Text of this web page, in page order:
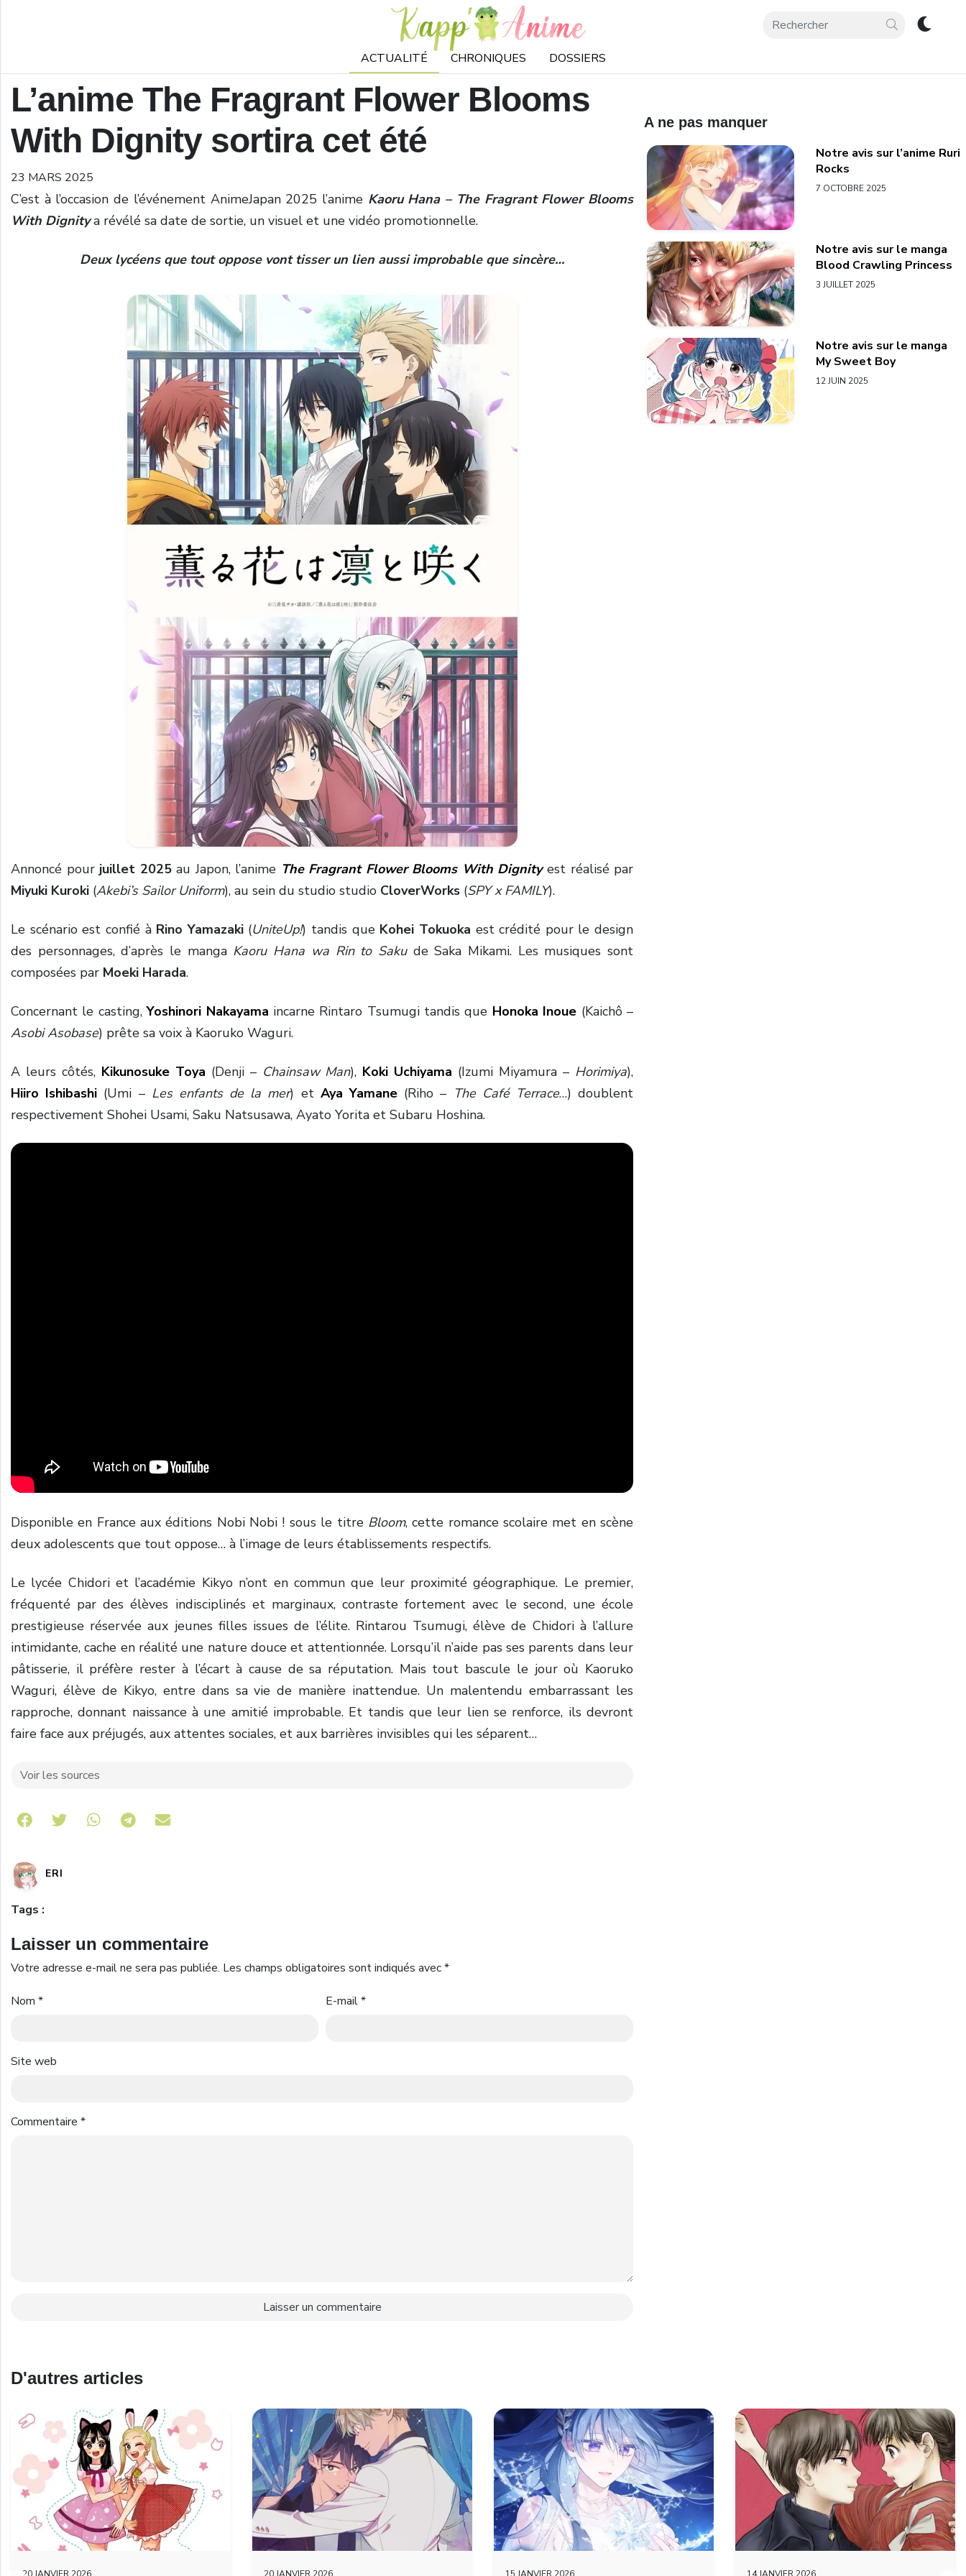
ACTUALITÉ CHRONIQUES DOSSIERS
L’anime The Fragrant Flower Blooms
With Dignity sortira cet été
23 MARS 2025
C’est à l’occasion de l’événement AnimeJapan 2025 l’anime Kaoru Hana – The Fragrant Flower Blooms
With Dignitya révélé sa date de sortie, un visuel et une vidéo promotionnelle.
Deux lycéens que tout oppose vont tisser un lien aussi improbable que sincère…
Annoncé pourjuillet 2025au Japon, l’anime The Fragrant Flower Blooms With Dignityest réalisé par
Miyuki Kuroki (Akebi’s Sailor Uniform), au sein du studio studio CloverWorks (SPY x FAMILY).
Le scénario est confié à Rino Yamazaki (UniteUp!) tandis que Kohei Tokuoka est crédité pour le design
des personnages, d’après le manga Kaoru Hana wa Rin to Sakude Saka Mikami. Les musiques sont
composées par Moeki Harada.
Concernant le casting,Yoshinori Nakayama incarne Rintaro Tsumugi tandis que Honoka Inoue (Kaichô –
Asobi Asobase) prête sa voix à Kaoruko Waguri.
A leurs côtés, Kikunosuke Toya (Denji – Chainsaw Man), Koki Uchiyama (Izumi Miyamura – Horimiya),
Hiiro Ishibashi (Umi – Les enfants de la mer) et Aya Yamane(Riho – The Café Terrace…) doublent
respectivement Shohei Usami, Saku Natsusawa, Ayato Yorita et Subaru Hoshina.
Disponible en France aux éditions Nobi Nobi ! sous le titre Bloom, cette romance scolaire met en scène
deux adolescents que tout oppose… à l’image de leurs établissements respectifs.
Le lycée Chidori et l’académie Kikyo n’ont en commun que leur proximité géographique. Le premier,
fréquenté par des élèves indisciplinés et marginaux, contraste fortement avec le second, une école
prestigieuse réservée aux jeunes filles issues de l’élite. Rintarou Tsumugi, élève de Chidori à l’allure
intimidante, cache en réalité une nature douce et attentionnée. Lorsqu’il n’aide pas ses parents dans leur
pâtisserie, il préfère rester à l’écart à cause de sa réputation. Mais tout bascule le jour où Kaoruko
Waguri, élève de Kikyo, entre dans sa vie de manière inattendue. Un malentendu embarrassant les
rapproche, donnant naissance à une amitié improbable. Et tandis que leur lien se renforce, ils devront
faire face aux préjugés, aux attentes sociales, et aux barrières invisibles qui les séparent…
Voir les sources
Share on Telegram
ERI
Tags :
Laisser un commentaire
Votre adresse e-mail ne sera pas publiée. Les champs obligatoires sont indiqués avec*
Nom * E-mail*
Site web
Commentaire *
A ne pas manquer
Notre avis sur l’anime Ruri
Rocks
7 OCTOBRE 2025
Notre avis sur le manga
Blood Crawling Princess
3 JUILLET 2025
Notre avis sur le manga
My Sweet Boy
12 JUIN 2025
D'autres articles
20 JANVIER 2026 20 JANVIER 2026 15 JANVIER 2026 14 JANVIER 2026